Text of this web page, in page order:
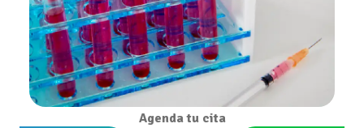
Agenda tu cita